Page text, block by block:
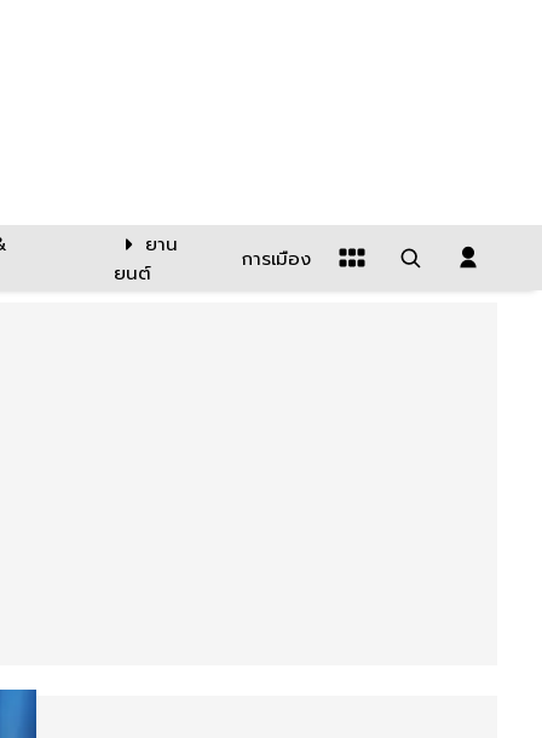
ยาน
ยนต์
การเมือง